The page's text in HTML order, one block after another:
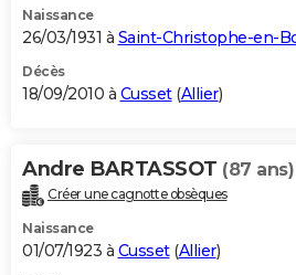
Naissance
26/03/1931 à Saint-Christophe-en-
Décès
18/09/2010 à Cusset(Allier)
Andre BARTASSOT (87 ans)
Créer une cagnotte obsèques
Naissance
01/07/1923 à Cusset(Allier)